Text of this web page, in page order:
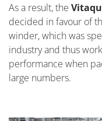
As a result, the
decided in favour of
winder, which was
industry and thus
performance when
large numbers.